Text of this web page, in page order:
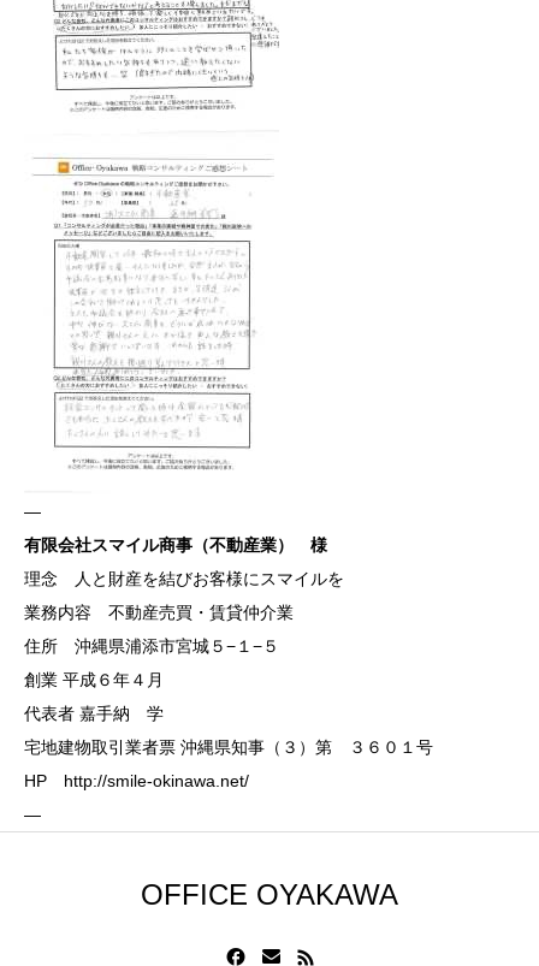
—
有限会社スマイル商事（不動産業） 様
理念 人と財産を結びお客様にスマイルを
業務内容 不動産売買・賃貸仲介業
住所 沖縄県浦添市宮城５−１−５
創業 平成６年４月
代表者 嘉手納 学
宅地建物取引業者票 沖縄県知事（３）第 ３６０１号
HP http://smile-okinawa.net/
—
OFFICE OYAKAWA